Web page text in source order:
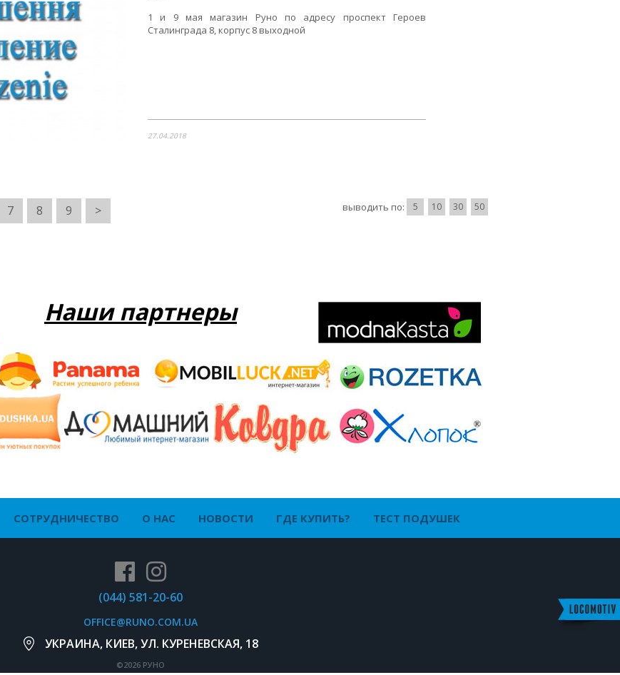
1 и 9 мая магазин Руно по адресу проспект Героев
Сталинграда 8, корпус 8 выходной
27.04.2018
7 8 9 > выводить по: 5 10 30 50
Наши партнеры
СОТРУДНИЧЕСТВО О НАС НОВОСТИ ГДЕ КУПИТЬ? ТЕСТ ПОДУШЕК
(044) 581-20-60
OFFICE@RUNO.COM.UA
УКРАИНА, КИЕВ, УЛ. КУРЕНЕВСКАЯ, 18
©2026 РУНО